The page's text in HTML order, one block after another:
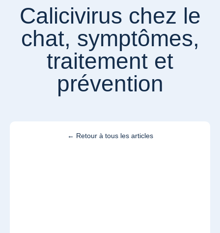
Calicivirus chez le
chat, symptômes,
traitement et
prévention
← Retour à tous les articles